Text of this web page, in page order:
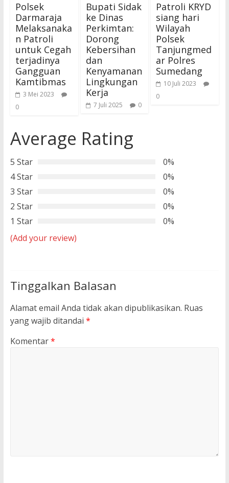
Polsek
Darmaraja
Melaksanaka
n Patroli
untuk Cegah
terjadinya
Gangguan
Kamtibmas
3 Mei 2023
0
Bupati Sidak
ke Dinas
Perkimtan:
Dorong
Kebersihan
dan
Kenyamanan
Lingkungan
Kerja
7 Juli 2025 0
Patroli KRYD
siang hari
Wilayah
Polsek
Tanjungmed
ar Polres
Sumedang
10 Juli 2023
0
Average Rating
5 Star
0%
4 Star
0%
3 Star
0%
2 Star
0%
1 Star
0%
(Add your review)
Tinggalkan Balasan
Alamat email Anda tidak akan dipublikasikan. Ruas
yang wajib ditandai *
Komentar*